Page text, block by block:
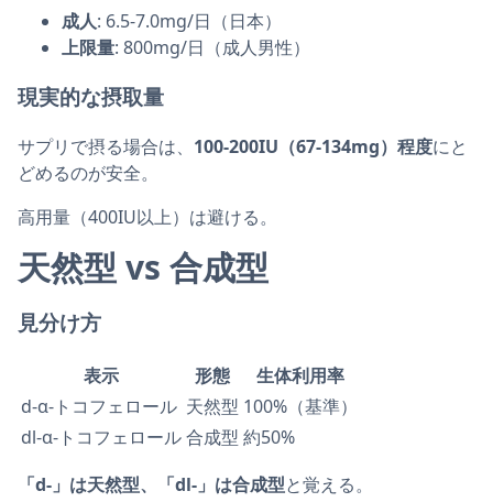
成人: 6.5-7.0mg/日（日本）
上限量: 800mg/日（成人男性）
現実的な摂取量
サプリで摂る場合は、 100-200IU（67-134mg）程度にと
どめるのが安全。
高用量（400IU以上）は避ける。
天然型 vs 合成型
見分け方
表示 形態
生体利用率
d-α-トコフェロール 天然型 100%（基準）
dl-α-トコフェロール合成型 約50%
「d-」は天然型、「dl-」は合成型と覚える。